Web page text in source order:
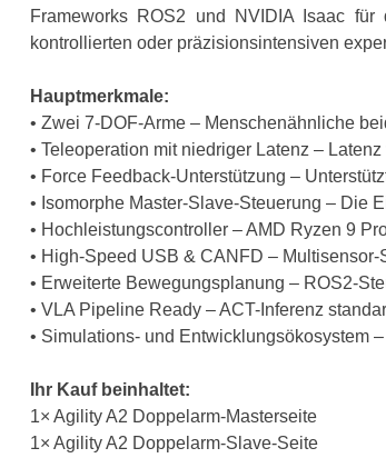
Frameworks ROS2 und NVIDIA Isaac
kontrollierten oder präzisionsintensiven
Hauptmerkmale:
• Zwei 7-DOF-Arme – Menschenähnliche
• Teleoperation mit niedriger Latenz –
• Force Feedback-Unterstützung –
• Isomorphe Master-Slave-Steuerung – Die
• Hochleistungscontroller – AMD Ryzen 9
• High-Speed ​​USB & CANFD –
• Erweiterte Bewegungsplanung – ROS2-
• VLA Pipeline Ready – ACT-Inferenz
• Simulations- und Entwicklungsökosystem
Ihr Kauf beinhaltet:
1× Agility A2 Doppelarm-Masterseite
1× Agility A2 Doppelarm-Slave-Seite